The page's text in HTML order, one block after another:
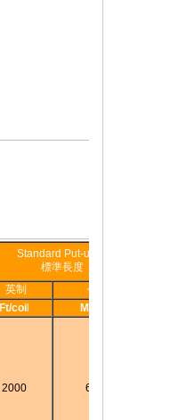
Standard Put-up
標準長度
英制
公制
Ft/coi M/coil
2000 610